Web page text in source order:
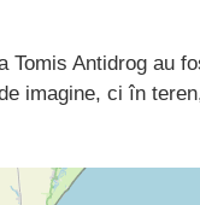
Tomis Antidrog au
imagine, ci în